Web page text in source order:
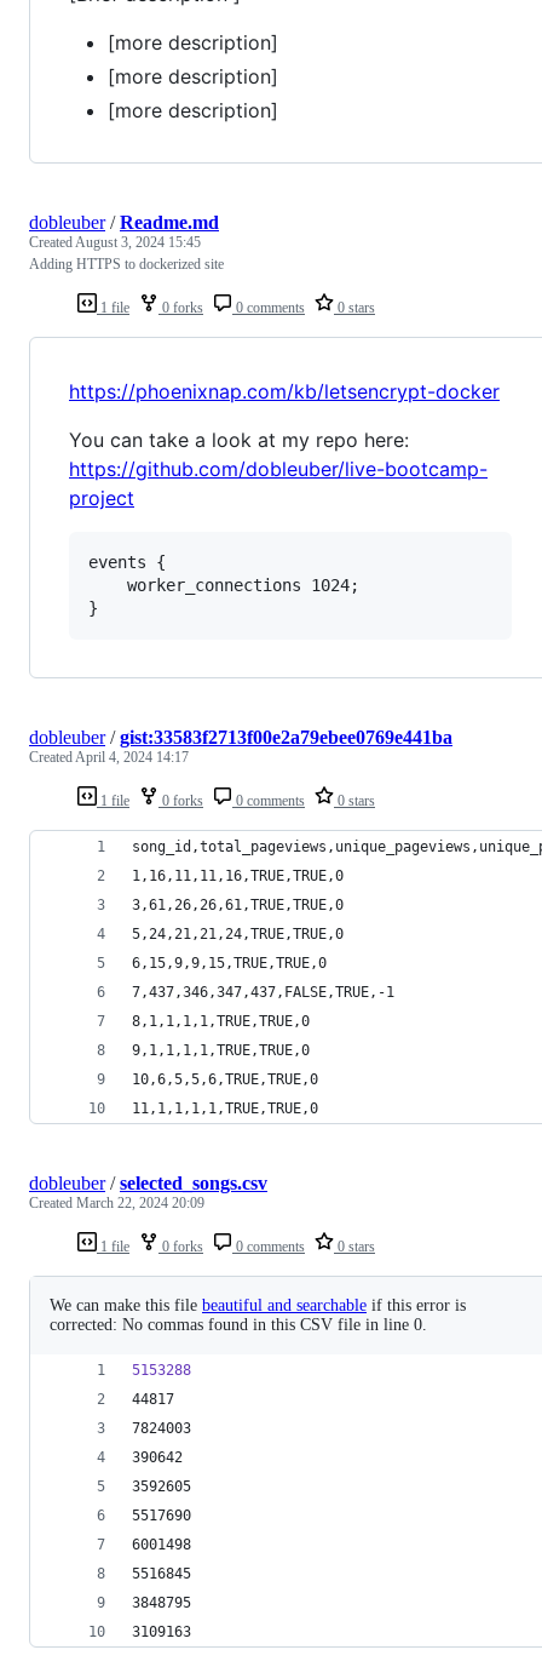
[more description]
[more description]
[more description]
1 file 0 forks 0 comments 0 stars
dobleuber/Readme.md
CreatedAugust 3, 2024 15:45
Adding HTTPS to dockerized site
https://phoenixnap.com/kb/letsencrypt-docker
You can take a look at my repo here:
https://github.com/dobleuber/live-bootcamp-
project
events {
    worker_connections 1024;
1 file 0 forks 0 comments 0 stars
dobleuber/gist:33583f2713f00e2a79ebee0769e441ba
CreatedApril 4, 2024 14:17
1,16,11,11,16,TRUE,TRUE,0
3,61,26,26,61,TRUE,TRUE,0
5,24,21,21,24,TRUE,TRUE,0
6,15,9,9,15,TRUE,TRUE,0
7,437,346,347,437,FALSE,TRUE,-1
8,1,1,1,1,TRUE,TRUE,0
9,1,1,1,1,TRUE,TRUE,0
10,6,5,5,6,TRUE,TRUE,0
11,1,1,1,1,TRUE,TRUE,0
1 file 0 forks 0 comments 0 stars
dobleuber/selected_songs.csv
Created March 22, 2024 20:09
We can make this file beautiful and searchable if this error is
corrected: No commas found in this CSV file in line 0.
5153288
44817
7824003
390642
3592605
5517690
6001498
5516845
3848795
3109163